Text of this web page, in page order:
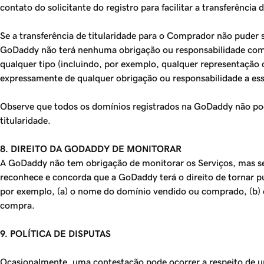
contato do solicitante do registro para facilitar a transferência
Se a transferência de titularidade para o Comprador não
GoDaddy não terá nenhuma obrigação ou responsabilidade
qualquer tipo (incluindo, por exemplo, qualquer
expressamente de qualquer obrigação ou responsabilidade a
Observe que todos os domínios registrados na GoDaddy não
titularidade.
8. DIREITO DA GODADDY DE MONITORAR
A GoDaddy não tem obrigação de monitorar os Serviços, mas
reconhece e concorda que a GoDaddy terá o direito de tornar
por exemplo, (a) o nome do domínio vendido ou comprado,
compra.
9. POLÍTICA DE DISPUTAS
Ocasionalmente, uma contestação pode ocorrer a respeito de